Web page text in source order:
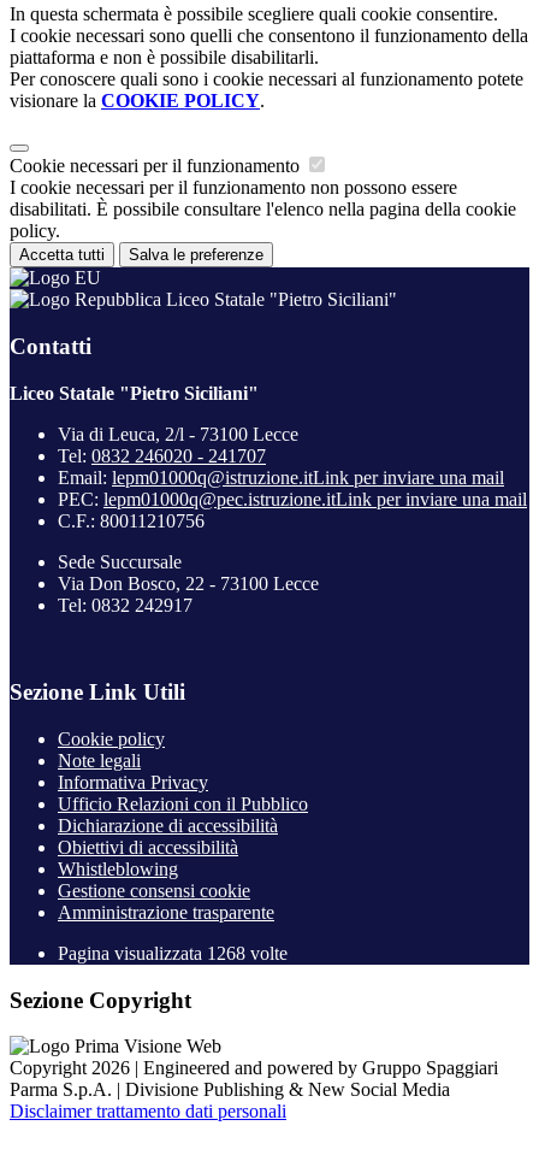
In questa schermata è possibile scegliere quali cookie consentire.
I cookie necessari sono quelli che consentono il funzionamento della
piattaforma e non è possibile disabilitarli.
Per conoscere quali sono i cookie necessari al funzionamento potete
visionare la COOKIE POLICY.
Cookie necessari per il funzionamento
I cookie necessari per il funzionamento non possono essere
disabilitati. È possibile consultare l'elenco nella pagina della cookie
policy.
Accetta tutti Salva le preferenze
Liceo Statale "Pietro Siciliani"
Contatti
Liceo Statale "Pietro Siciliani"
Via di Leuca, 2/l - 73100 Lecce
Tel: 0832 246020 - 241707
Email: lepm01000q@istruzione.itLink per inviare una mail
PEC: lepm01000q@pec.istruzione.itLink per inviare una mail
C.F.: 80011210756
Sede Succursale
Via Don Bosco, 22 - 73100 Lecce
Tel: 0832 242917
Sezione Link Utili
Cookie policy
Note legali
Informativa Privacy
Ufficio Relazioni con il Pubblico
Dichiarazione di accessibilità
Obiettivi di accessibilità
Whistleblowing
Gestione consensi cookie
Amministrazione trasparente
Pagina visualizzata 1268 volte
Sezione Copyright
Copyright 2026 | Engineered and powered by Gruppo Spaggiari
Parma S.p.A. | Divisione Publishing & New Social Media
Disclaimer trattamento dati personali